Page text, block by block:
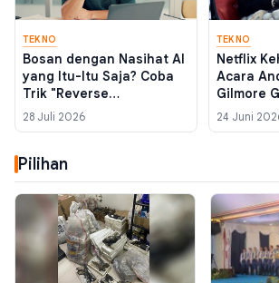
TEKNO
Bosan dengan Nasihat AI
yang Itu-Itu Saja? Coba
Trik "Reverse
Psychology" ChatGPT Ini
untuk Hancurkan
28 Juli 2026
TEKNO
Netflix
Acara
Gilmore
Tontonan
Dikejar
24 Juni
Pilihan